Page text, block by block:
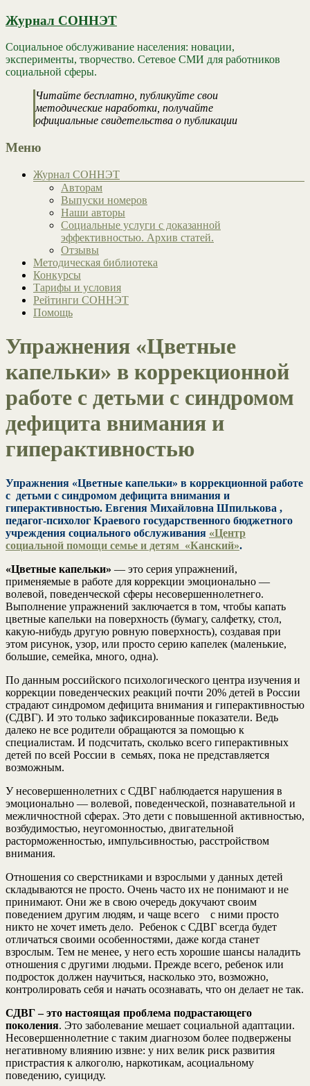
Журнал СОННЭТ
Социальное обслуживание населения: новации,
эксперименты, творчество. Сетевое СМИ для работников
социальной сферы.
Читайте бесплатно, публикуйте свои
методические наработки, получайте
официальные свидетельства о публикации
Меню
Журнал СОННЭТ
Авторам
Выпуски номеров
Наши авторы
Социальные услуги с доказанной
эффективностью. Архив статей.
Отзывы
Методическая библиотека
Конкурсы
Тарифы и условия
Рейтинги СОННЭТ
Помощь
Упражнения «Цветные
капельки» в коррекционной
работе с детьми с синдромом
дефицита внимания и
гиперактивностью
Упражнения «Цветные капельки» в коррекционной работе
с детьми с синдромом дефицита внимания и
гиперактивностью. Евгения Михайловна Шпилькова ,
педагог-психолог Краевого государственного бюджетного
учреждения социального обслуживания «Центр
социальной помощи семье и детям «Канский».
«Цветные капельки» — это серия упражнений,
применяемые в работе для коррекции эмоционально —
волевой, поведенческой сферы несовершеннолетнего.
Выполнение упражнений заключается в том, чтобы капать
цветные капельки на поверхность (бумагу, салфетку, стол,
какую-нибудь другую ровную поверхность), создавая при
этом рисунок, узор, или просто серию капелек (маленькие,
большие, семейка, много, одна).
По данным российского психологического центра изучения и
коррекции поведенческих реакций почти 20% детей в России
страдают синдромом дефицита внимания и гиперактивностью
(СДВГ). И это только зафиксированные показатели. Ведь
далеко не все родители обращаются за помощью к
специалистам. И подсчитать, сколько всего гиперактивных
детей по всей России в семьях, пока не представляется
возможным.
У несовершеннолетних с СДВГ наблюдается нарушения в
эмоционально — волевой, поведенческой, познавательной и
межличностной сферах. Это дети с повышенной активностью,
возбудимостью, неугомонностью, двигательной
расторможенностью, импульсивностью, расстройством
внимания.
Отношения со сверстниками и взрослыми у данных детей
складываются не просто. Очень часто их не понимают и не
принимают. Они же в свою очередь докучают своим
поведением другим людям, и чаще всего с ними просто
никто не хочет иметь дело. Ребенок с СДВГ всегда будет
отличаться своими особенностями, даже когда станет
взрослым. Тем не менее, у него есть хорошие шансы наладить
отношения с другими людьми. Прежде всего, ребенок или
подросток должен научиться, насколько это, возможно,
контролировать себя и начать осознавать, что он делает не так.
СДВГ – это настоящая проблема подрастающего
поколения. Это заболевание мешает социальной адаптации.
Несовершеннолетние с таким диагнозом более подвержены
негативному влиянию извне: у них велик риск развития
пристрастия к алкоголю, наркотикам, асоциальному
поведению, суициду.